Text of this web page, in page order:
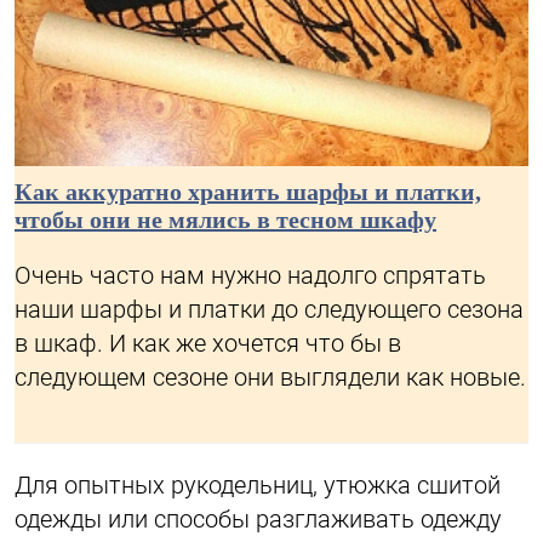
Как аккуратно хранить шарфы и платки,
чтобы они не мялись в тесном шкафу
Очень часто нам нужно надолго спрятать
наши шарфы и платки до следующего сезона
в шкаф. И как же хочется что бы в
следующем сезоне они выглядели как новые.
Для опытных рукодельниц, утюжка сшитой
одежды или способы разглаживать одежду